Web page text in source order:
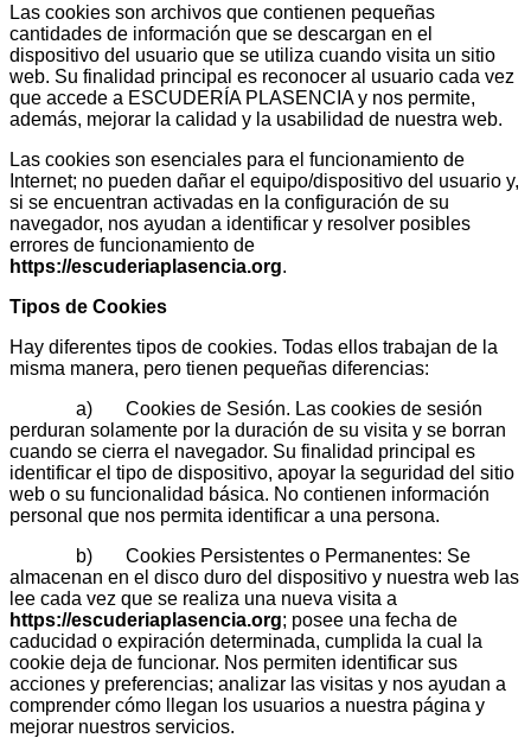
Las cookies son archivos que contienen pequeñas
cantidades de información que se descargan en el
dispositivo del usuario que se utiliza cuando visita un sitio
web. Su finalidad principal es reconocer al usuario cada vez
que accede a ESCUDERÍA PLASENCIA y nos permite,
además, mejorar la calidad y la usabilidad de nuestra web.
Las cookies son esenciales para el funcionamiento de
Internet; no pueden dañar el equipo/dispositivo del usuario y,
si se encuentran activadas en la configuración de su
navegador, nos ayudan a identificar y resolver posibles
errores de funcionamiento de
https://escuderiaplasencia.org.
Tipos de Cookies
Hay diferentes tipos de cookies. Todas ellos trabajan de la
misma manera, pero tienen pequeñas diferencias:
a) Cookies de Sesión. Las cookies de sesión
perduran solamente por la duración de su visita y se borran
cuando se cierra el navegador. Su finalidad principal es
identificar el tipo de dispositivo, apoyar la seguridad del sitio
web o su funcionalidad básica. No contienen información
personal que nos permita identificar a una persona.
b) Cookies Persistentes o Permanentes: Se
almacenan en el disco duro del dispositivo y nuestra web las
lee cada vez que se realiza una nueva visita a
https://escuderiaplasencia.org; posee una fecha de
caducidad o expiración determinada, cumplida la cual la
cookie deja de funcionar. Nos permiten identificar sus
acciones y preferencias; analizar las visitas y nos ayudan a
comprender cómo llegan los usuarios a nuestra página y
mejorar nuestros servicios.